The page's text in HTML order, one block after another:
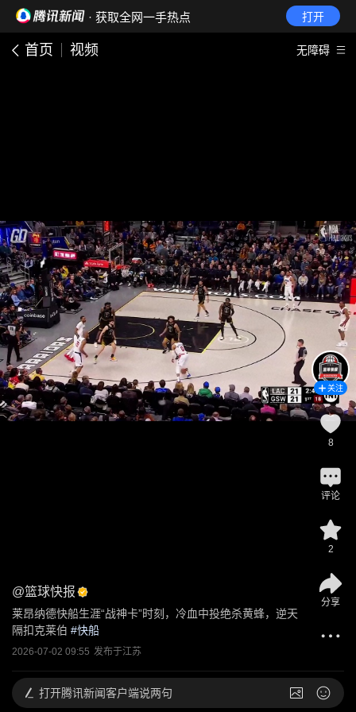
· 获取全网一手热点 打开
首页 视频 无障碍
@篮球快报
莱昂纳德快船生涯“战神卡”时刻，冷血中投绝杀黄蜂，逆天
隔扣克莱伯 #快船
2026-07-02 09:55 发布于江苏
关注
8
评论
2
分享
打开腾讯新闻客户端说两句